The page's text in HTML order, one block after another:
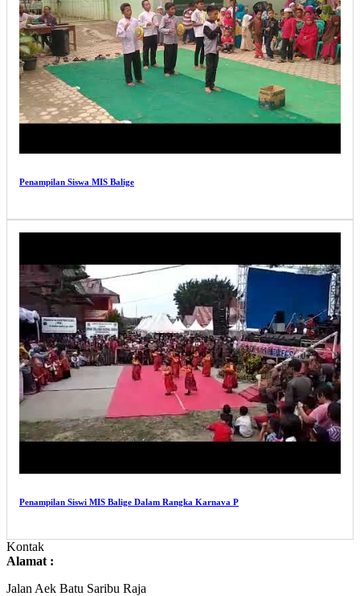
Penampilan Siswa MIS Balige
Penampilan Siswi MIS Balige Dalam Rangka Karnava P
Kontak
Alamat :
Jalan Aek Batu Saribu Raja